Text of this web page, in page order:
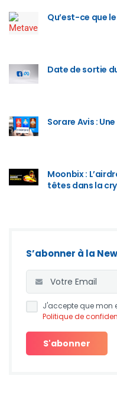
Qu’est-ce que
Date de sortie
Sorare Avis :
Moonbix :
têtes dans la
S’abonner à la
J'accepte que mon
Politique de